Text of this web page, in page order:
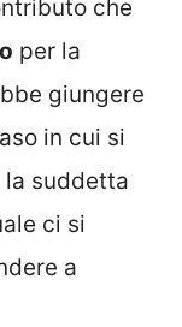
che
per la
giungere
in cui si
la suddetta
ci si
a